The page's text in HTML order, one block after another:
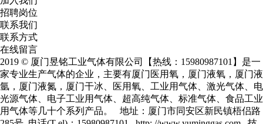
招聘岗位
联系我们
联系方式
在线留言
2019 © 厦门昱铭工业气体有限公司【热线：15980987101】是一
家专业生产气体的企业，主要有厦门医用氧 ， 厦门液氧 ， 厦门液
氩 ， 厦门液氮 ，厦门干冰、医用氧、工业用气体、激光气体、电
光源气体、电子工业用气体、超高纯气体、标准气体、食品工业
用气体等几十个系列产品。 地址：厦门市同安区新民镇梧侣路